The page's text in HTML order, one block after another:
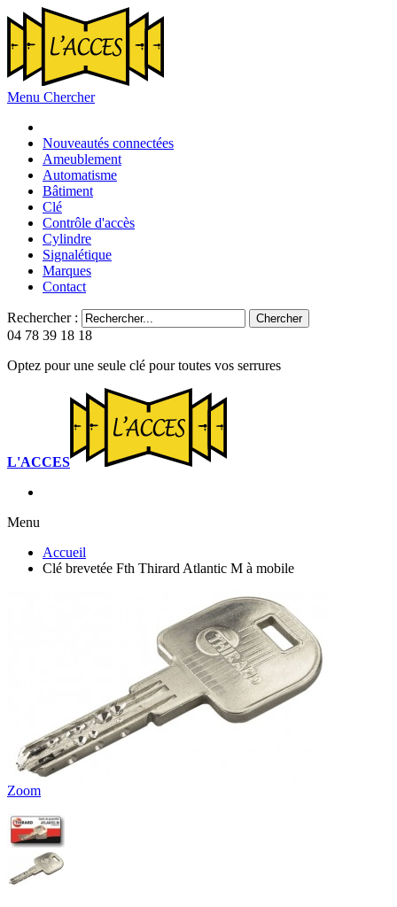
Menu Chercher
Nouveautés connectées
Ameublement
Automatisme
Bâtiment
Clé
Contrôle d'accès
Cylindre
Signalétique
Marques
Contact
Rechercher : Chercher
04 78 39 18 18
Optez pour une seule clé pour toutes vos serrures
L'ACCES
Menu
Accueil
Clé brevetée Fth Thirard Atlantic M à mobile
Zoom